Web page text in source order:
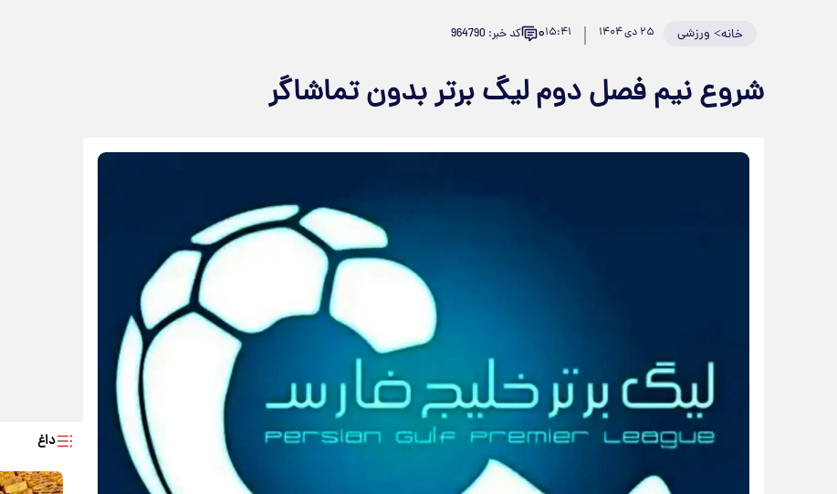
خانه> ورزشی ۲۵ دی ۱۴۰۴ ۱۵:۴۱۰ کد خبر: 964790
شروع نیم فصل دوم لیگ برتر بدون تماشاگر
داغ